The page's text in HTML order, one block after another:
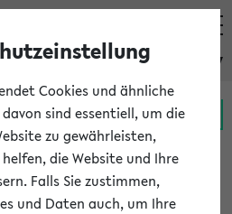
eKVV
Zum MeineUni Portal
der
Cookies und ähnliche
sind essentiell, um die
zu gewährleisten,
die Website und Ihre
Falls Sie zustimmen,
und Daten auch, um Ihre